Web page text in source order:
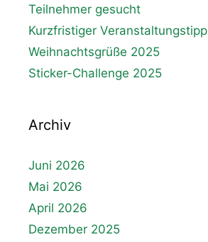
Teilnehmer gesucht
Kurzfristiger Veranstaltungstipp
Weihnachtsgrüße 2025
Sticker-Challenge 2025
Archiv
Juni 2026
Mai 2026
April 2026
Dezember 2025